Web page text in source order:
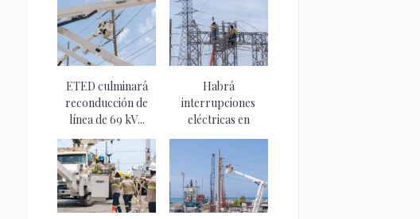
ETED culminará
reconducción de
línea de 69 kV...
Habrá
interrupciones
eléctricas en
Pedernales. ETED
ejecutará
apertura...